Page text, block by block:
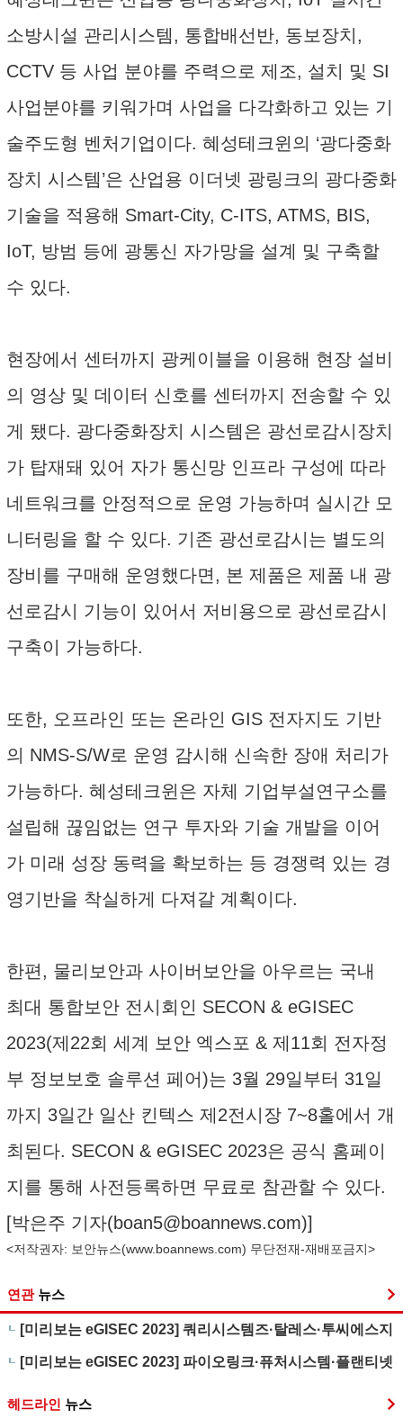
소방시설 관리시스템, 통합배선반, 동보장치,
CCTV 등 사업 분야를 주력으로 제조, 설치 및 SI
사업분야를 키워가며 사업을 다각화하고 있는 기
술주도형 벤처기업이다. 혜성테크윈의 ‘광다중화
장치 시스템’은 산업용 이더넷 광링크의 광다중화
기술을 적용해 Smart-City, C-ITS, ATMS, BIS,
IoT, 방범 등에 광통신 자가망을 설계 및 구축할
수 있다.
현장에서 센터까지 광케이블을 이용해 현장 설비
의 영상 및 데이터 신호를 센터까지 전송할 수 있
게 됐다. 광다중화장치 시스템은 광선로감시장치
가 탑재돼 있어 자가 통신망 인프라 구성에 따라
네트워크를 안정적으로 운영 가능하며 실시간 모
니터링을 할 수 있다. 기존 광선로감시는 별도의
장비를 구매해 운영했다면, 본 제품은 제품 내 광
선로감시 기능이 있어서 저비용으로 광선로감시
구축이 가능하다.
또한, 오프라인 또는 온라인 GIS 전자지도 기반
의 NMS-S/W로 운영 감시해 신속한 장애 처리가
가능하다. 혜성테크윈은 자체 기업부설연구소를
설립해 끊임없는 연구 투자와 기술 개발을 이어
가 미래 성장 동력을 확보하는 등 경쟁력 있는 경
영기반을 착실하게 다져갈 계획이다.
한편, 물리보안과 사이버보안을 아우르는 국내
최대 통합보안 전시회인 SECON & eGISEC
2023(제22회 세계 보안 엑스포 & 제11회 전자정
부 정보보호 솔루션 페어)는 3월 29일부터 31일
까지 3일간 일산 킨텍스 제2전시장 7~8홀에서 개
최된다. SECON & eGISEC 2023은 공식 홈페이
지를 통해 사전등록하면 무료로 참관할 수 있다.
[박은주 기자(boan5@boannews.com)]
<저작권자: 보안뉴스(www.boannews.com) 무단전재-재배포금지>
연관 뉴스
[미리보는 eGISEC 2023] 쿼리시스템즈·탈레스·투씨에스지
[미리보는 eGISEC 2023] 파이오링크·퓨처시스템·플랜티넷
헤드라인 뉴스